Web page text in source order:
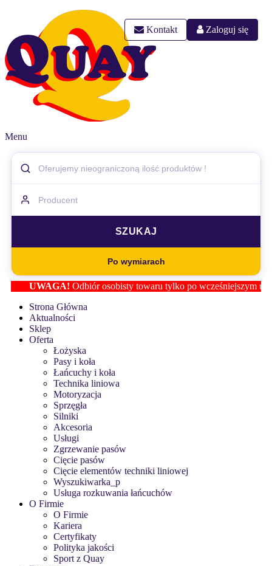
Kontakt Zaloguj się
Menu
Po wymiarach
UWAGA!Odbiór osobisty towaru tylko po wcześniejszym
Strona Główna
Aktualności
Sklep
Oferta
Łożyska
Pasy i koła
Łańcuchy i koła
Technika liniowa
Motoryzacja
Sprzęgła
Silniki
Akcesoria
Usługi
Zgrzewanie pasów
Cięcie pasów
Cięcie elementów techniki liniowej
Wyszukiwarka_p
Usługa rozkuwania łańcuchów
O Firmie
O Firmie
Kariera
Certyfikaty
Polityka jakości
Sport z Quay